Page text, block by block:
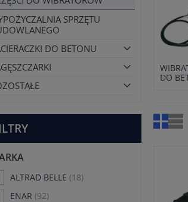
SPRZĘTU
DO BETONU
ALTRAD BELLE 18
ENAR 92
DO